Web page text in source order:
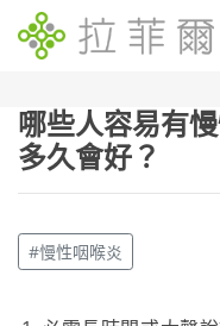
哪些人容易有
多久會好？
#慢性咽喉炎